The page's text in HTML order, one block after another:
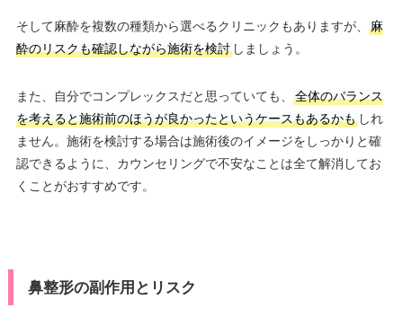
そして麻酔を複数の種類から選べるクリニックもありますが、
麻
酔のリスクも確認しながら施術を検討しましょう。
また、自分でコンプレックスだと思っていても、
全体のバランス
を考えると施術前のほうが良かったというケースもあるかもしれ
ません。施術を検討する場合は施術後のイメージをしっかりと確
認できるように、カウンセリングで不安なことは全て解消してお
くことがおすすめです。
鼻整形の副作用とリスク